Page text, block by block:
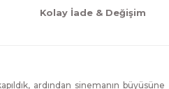
Kolay İade & Değişim
ardından sinemanın büyüsüne